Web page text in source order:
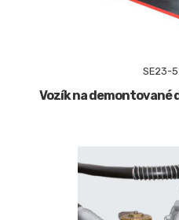
SE23-
Vozík na demontované